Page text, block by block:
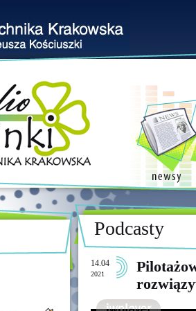
Podcasty
14.04
2021